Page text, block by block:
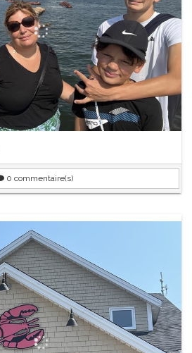
0 commentaire(s)